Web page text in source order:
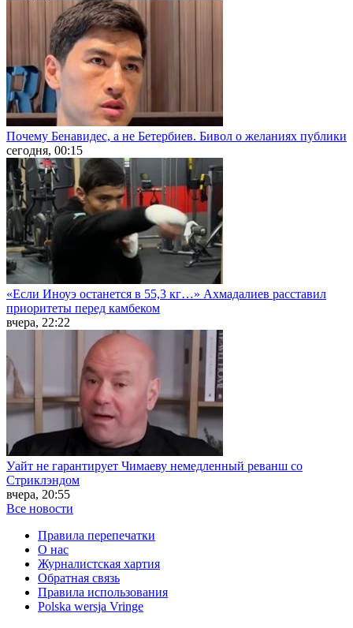
Почему Бенавидес, а не Бетербиев. Бивол о желаниях публики
сегодня, 00:15
«Если Иноуэ останется в 55,3 кг…» Ахмадалиев расставил
приоритеты перед камбеком
вчера, 22:22
Уайт не гарантирует Чимаеву немедленный реванш со
Стриклэндом
вчера, 20:55
Все новости
Правила перепечатки
О нас
Журналистская хартия
Обратная связь
Правила использования
Polska wersja Vringe